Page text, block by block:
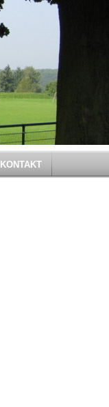
KONTAKT